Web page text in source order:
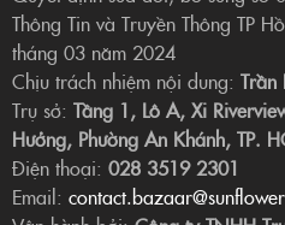
Thông Tin và Truyền Thông TP
tháng 03 năm 2024
Chịu trách nhiệm nội dung: Trần
Trụ sở: Tầng 1, Lô A, Xi
Hưởng, Phường An Khánh, TP.
Điện thoại: 028 3519 2301
Email: